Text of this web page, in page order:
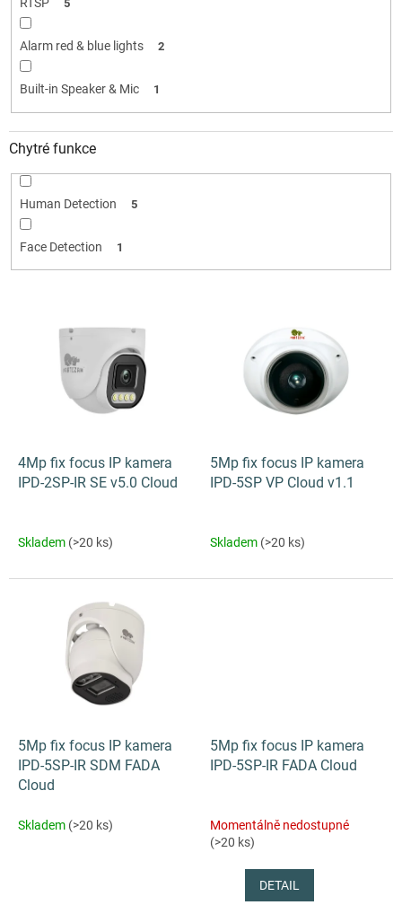
RTSP 5
Alarm red & blue lights 2
Built-in Speaker & Mic 1
Chytré funkce
Human Detection 5
Face Detection 1
4Mp fix focus IP kamera
IPD-2SP-IR SE v5.0 Cloud
Skladem (>20 ks)
5Mp fix focus IP kamera
IPD-5SP VP Cloud v1.1
Skladem (>20 ks)
5Mp fix focus IP kamera
IPD-5SP-IR SDM FADA
Cloud
Skladem (>20 ks)
5Mp fix focus IP kamera
IPD-5SP-IR FADA Cloud
Momentálně nedostupné
(>20 ks)
DETAIL